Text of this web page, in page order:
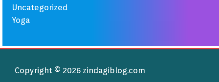
Uncategorized
Yoga
Copyright © 2026 zindagiblog.com